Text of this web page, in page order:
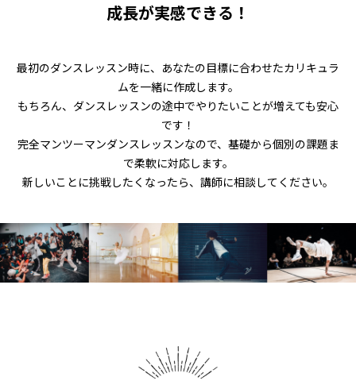
成長が実感できる！
最初のダンスレッスン時に、あなたの目標に合わせたカリキュラ
ムを一緒に作成します。
もちろん、ダンスレッスンの途中でやりたいことが増えても安心
です！
完全マンツーマンダンスレッスンなので、基礎から個別の課題ま
で柔軟に対応します。
新しいことに挑戦したくなったら、講師に相談してください。